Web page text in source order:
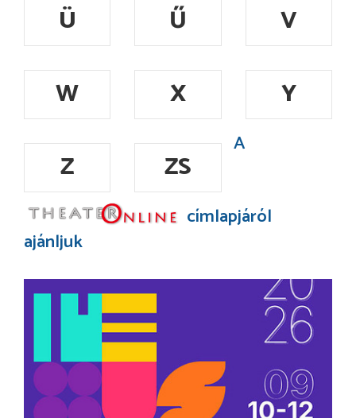
Ü
Ű
V
W
X
Y
Z
ZS
A
címlapjáról
ajánljuk